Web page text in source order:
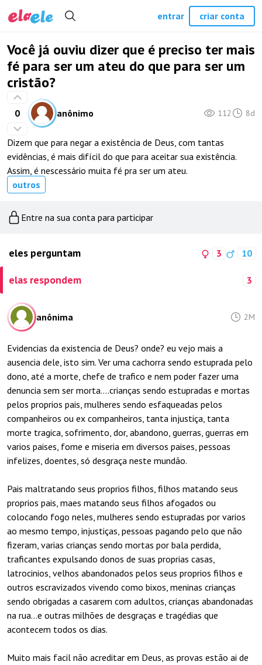
Você já ouviu dizer que é preciso ter mais
fé para ser um ateu do que para ser um
cristão?
0 anônimo 112 8d
Dizem que para negar a existência de Deus, com tantas
evidências, é mais difícil do que para aceitar sua existência.
Assim, é nescessário muita fé pra ser um ateu.
outros
Entre na sua conta para participar
eles perguntam 3 10
elas respondem 3
anônima 2M
Evidencias da existencia de Deus? onde? eu vejo mais a
ausencia dele, isto sim. Ver uma cachorra sendo estuprada pelo
dono, até a morte, chefe de trafico e nem poder fazer uma
denuncia sem ser morta....crianças sendo estupradas e mortas
pelos proprios pais, mulheres sendo esfaqueadas pelos
companheiros ou ex companheiros, tanta injustiça, tanta
morte tragica, sofrimento, dor, abandono, guerras, guerras em
varios paises, fome e miseria em diversos paises, pessoas
infelizes, doentes, só desgraça neste mundão.
Pais maltratando seus proprios filhos, filhos matando seus
proprios pais, maes matando seus filhos afogados ou
colocando fogo neles, mulheres sendo estupradas por varios
ao mesmo tempo, injustiças, pessoas pagando pelo que não
fizeram, varias crianças sendo mortas por bala perdida,
traficantes expulsando donos de suas proprias casas,
latrocinios, velhos abandonados pelos seus proprios filhos e
outros escravizados vivendo como bixos, meninas crianças
sendo obrigadas a casarem com adultos, crianças abandonadas
na rua...e outras milhões de desgraças e tragédias que
acontecem todos os dias.
Muito mais facil não acreditar em Deus, as provas estão ai de
entrar criar conta